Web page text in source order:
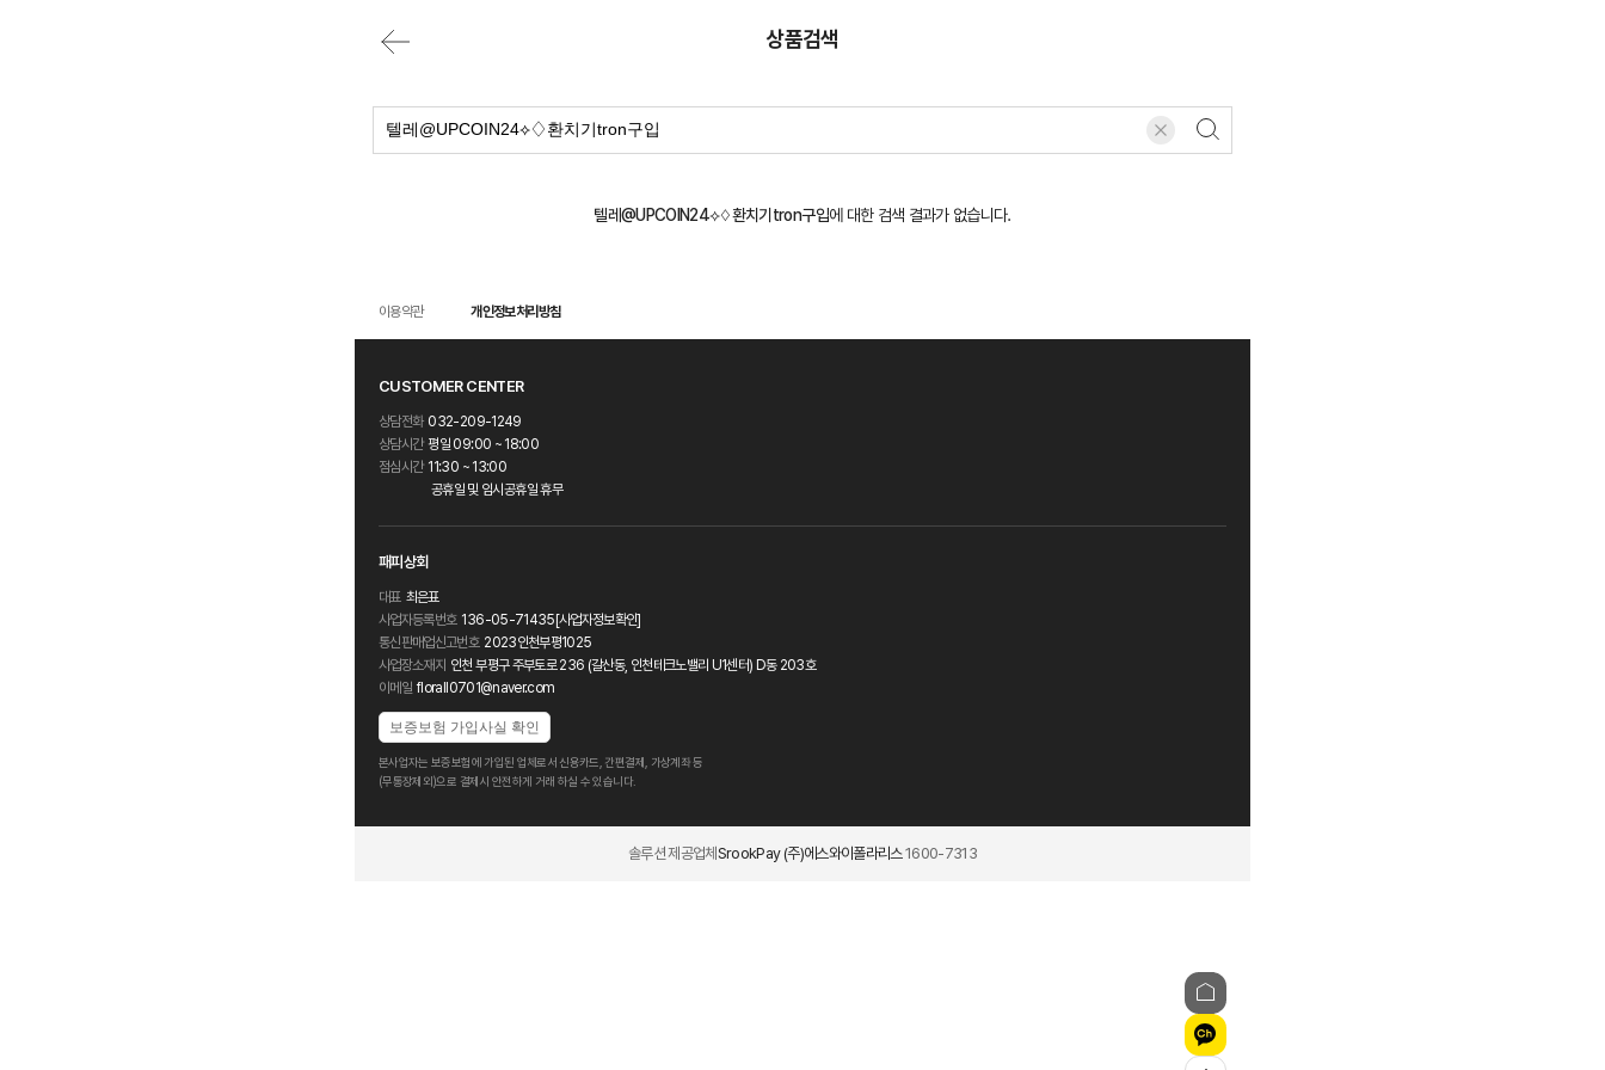
상품검색
텔레@UPCOIN24⟡♢환치기tron구입에 대한 검색 결과가 없습니다.
이용약관 개인정보처리방침
CUSTOMER CENTER
상담전화 032-209-1249
상담시간 평일 09:00 ~ 18:00
점심시간 11:30 ~ 13:00
공휴일 및 임시공휴일 휴무
패피상회
대표 최은표
사업자등록번호 136-05-71435 [사업자정보확인]
통신판매업신고번호 2023인천부평1025
사업장소재지 인천 부평구 주부토로 236 (갈산동, 인천테크노밸리 U1센터) D동 203호
이메일 florall0701@naver.com
보증보험 가입사실 확인
본사업자는 보증보험에 가입된 업체로서 신용카드, 간편결제, 가상계좌 등
(무통장제외)으로 결제시 안전하게 거래 하실 수 있습니다.
솔루션 제공업체 SrookPay (주)에스와이폴라리스1600-7313